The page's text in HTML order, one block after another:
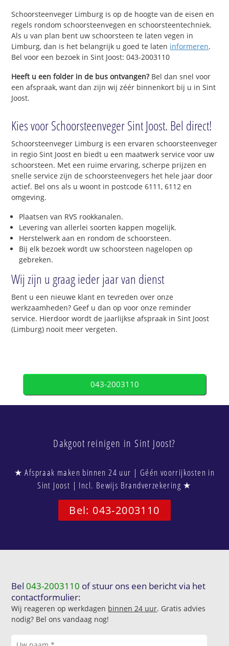
Schoorsteenveger Limburg is op de hoogte van de eisen en
regels rondom schoorsteenvegen en schoorsteentechniek.
Als u van plan bent uw schoorsteen te laten vegen in
Limburg, dan is het belangrijk u goed te laten informeren.
Bel voor een bezoek in Sint Joost: 043-2003110
Heeft u een folder in de bus ontvangen?Bel dan snel voor
een afspraak, want dan zijn wij zéér binnenkort bij u in Sint
Joost.
Kies voor Schoorsteenveger Sint Joost. Bel direct!
Schoorsteenveger Limburg is een ervaren schoorsteenveger
in regio Sint Joost en biedt u een maatwerk service voor uw
schoorsteen. Met een ruime ervaring, scherpe prijzen en
snelle service zijn de schoorsteenvegers het hele jaar door
actief. Bel ons als u woont in postcode 6111, 6112 en
omgeving.
Plaatsen van RVS rookkanalen.
Levering van allerlei soorten kappen mogelijk.
Herstelwerk aan en rondom de schoorsteen.
Bij elk bezoek wordt uw schoorsteen nagelopen op
gebreken.
Wij zijn u graag ieder jaar van dienst
Bent u een nieuwe klant en tevreden over onze
werkzaamheden? Geef u dan op voor onze reminder
service. Hierdoor wordt de jaarlijkse afspraak in Sint Joost
(Limburg) nooit meer vergeten.
043-2003110
Dakgoot reinigen in Sint Joost?
★ Afspraak maken binnen 24 uur | Géén voorrijkosten in
Sint Joost | Incl. Bewijs Brandverzekering ★
Bel: 043-2003110
Bel043-2003110 of stuur ons een bericht via het
contactformulier:
Wij reageren op werkdagen binnen 24 uur. Gratis advies
nodig? Bel ons vandaag nog!